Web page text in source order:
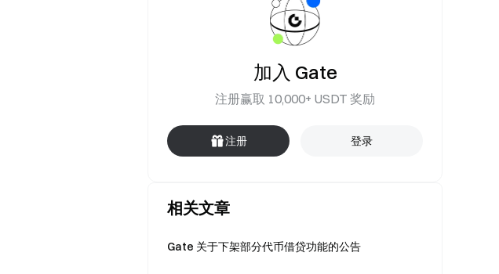
加入 Gate
注册赢取 10,000+ USDT 奖励
注册 登录
相关文章
Gate 关于下架部分代币借贷功能的公告